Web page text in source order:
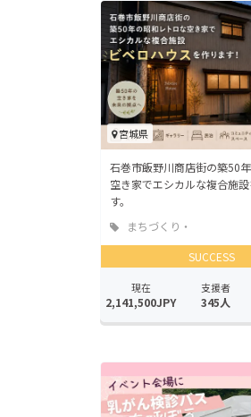
宮城県
石巻市飯野川商店街の築50
空き家でエシカルな複合施
す。
まちづくり・
地域活性化
SUCCESS
現在
2,141,500JPY
支援者
345人